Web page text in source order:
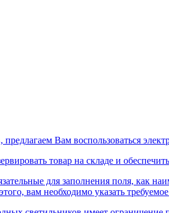
Вам воспользоваться
товар на складе и
для заполнения поля, как
вам необходимо указать